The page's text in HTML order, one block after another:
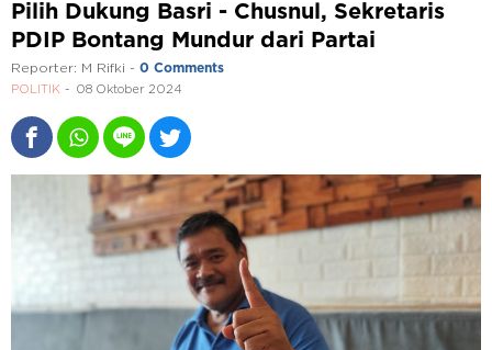
Pilih Dukung Basri - Chusnul, Sekretaris
PDIP Bontang Mundur dari Partai
Reporter: M Rifki - 0 Comments
POLITIK 08 Oktober 2024